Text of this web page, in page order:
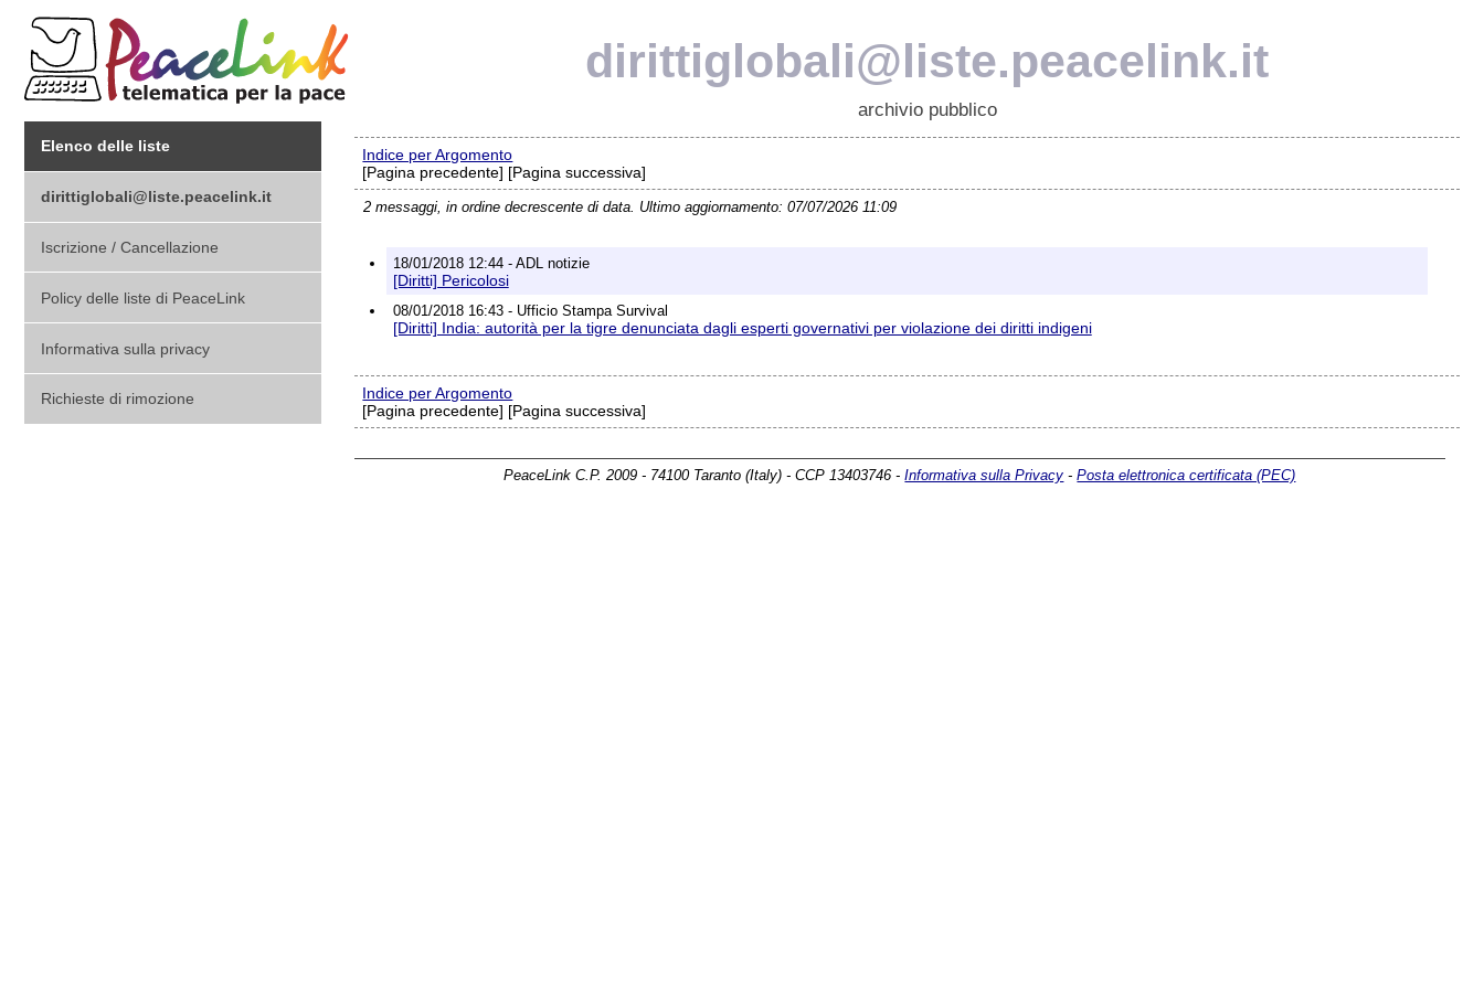
dirittiglobali@liste.peacelink.it
archivio pubblico
Elenco delle liste
dirittiglobali@liste.peacelink.it
Iscrizione / Cancellazione
Policy delle liste di PeaceLink
Informativa sulla privacy
Richieste di rimozione
Indice per Argomento
[Pagina precedente] [Pagina successiva]
2 messaggi, in ordine decrescente di data. Ultimo aggiornamento: 07/07/2026 11:09
18/01/2018 12:44 - ADL notizie
[Diritti] Pericolosi
08/01/2018 16:43 - Ufficio Stampa Survival
[Diritti] India: autorità per la tigre denunciata dagli esperti governativi per violazione dei diritti indigeni
Indice per Argomento
[Pagina precedente] [Pagina successiva]
PeaceLink C.P. 2009 - 74100 Taranto (Italy) - CCP 13403746 -Informativa sulla Privacy -Posta elettronica certificata (PEC)